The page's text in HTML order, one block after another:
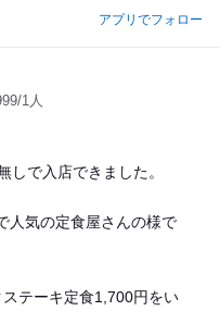
アプリでフォロー
1人
しで入店できました。
人気の定食屋さんの様で
テーキ定食1,700円をい